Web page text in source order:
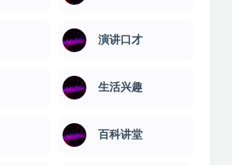
演讲口才
生活兴趣
百科讲堂